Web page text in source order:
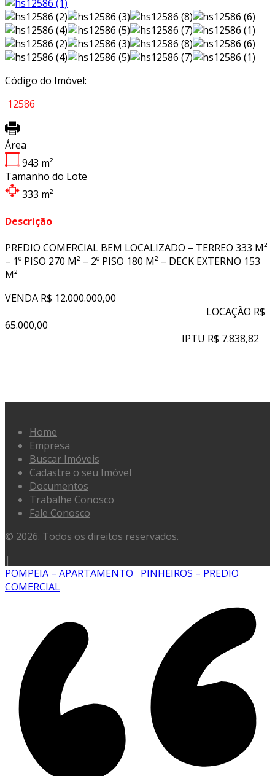
Código do Imóvel:
12586
Área
943 m²
Tamanho do Lote
333 m²
Descrição
PREDIO COMERCIAL BEM LOCALIZADO – TERREO 333 M²
– 1º PISO 270 M² – 2º PISO 180 M² – DECK EXTERNO 153
M²
VENDA R$ 12.000.000,00
LOCAÇÃO R$
65.000,00
IPTU R$ 7.838,82
Home
Empresa
Buscar Imóveis
Cadastre o seu Imóvel
Documentos
Trabalhe Conosco
Fale Conosco
© 2026. Todos os direitos reservados.
|
POMPEIA – APARTAMENTO
PINHEIROS – PREDIO
COMERCIAL